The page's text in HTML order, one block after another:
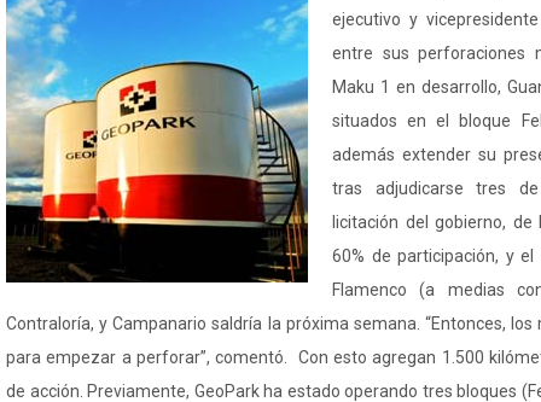
ejecutivo y
entre sus perforaciones
Maku 1 en desarrollo,
situados en el bloque
además extender su
tras adjudicarse tres
licitación del gobierno,
60% de participación, y
Flamenco (a medias
Contraloría, y Campanario saldría la próxima semana. “Entonces,
para empezar a perforar”, comentó. Con esto agregan 1.500
de acción. Previamente, GeoPark ha estado operando tres bloques